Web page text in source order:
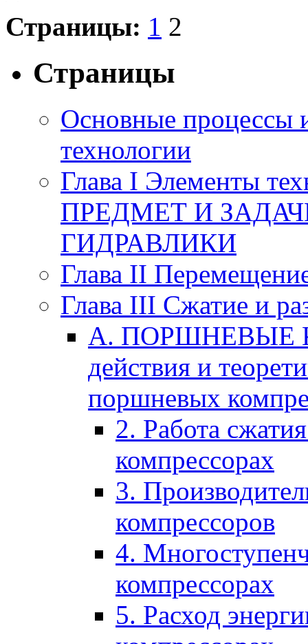
Страницы: 1 2
Страницы
Основные процессы
технологии
Глава I Элементы
ПРЕДМЕТ И
ГИДРАВЛИКИ
Глава II
Глава III Сжатие и
А. ПОРШНЕВЫЕ
действия и
поршневых
2. Работа
компрессорах
3.
компрессоров
4.
компрессорах
5. Расход